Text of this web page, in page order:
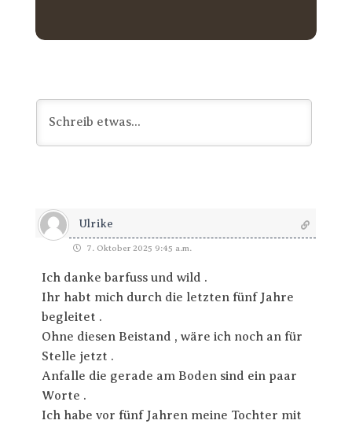
Ulrike
7. Oktober 2025 9:45 a.m.
Ich danke barfuss und wild .
Ihr habt mich durch die letzten fünf Jahre
begleitet .
Ohne diesen Beistand , wäre ich noch an für
Stelle jetzt .
Anfalle die gerade am Boden sind ein paar
Worte .
Ich habe vor fünf Jahren meine Tochter mit